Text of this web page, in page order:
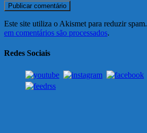
Este site utiliza o Akismet para reduzir spam.
em comentários são processados.
Redes Sociais